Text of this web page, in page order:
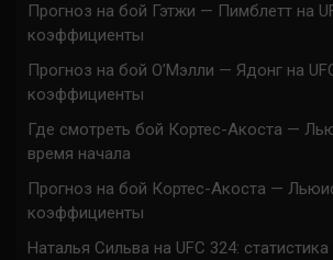
Прогноз на бой Гэтжи — Пимблетт на
коэффициенты
Прогноз на бой О’Мэлли — Ядонг на
коэффициенты
Где смотреть бой Кортес-Акоста —
время начала
Прогноз на бой Кортес-Акоста —
коэффициенты
Наталья Сильва на UFC 324: